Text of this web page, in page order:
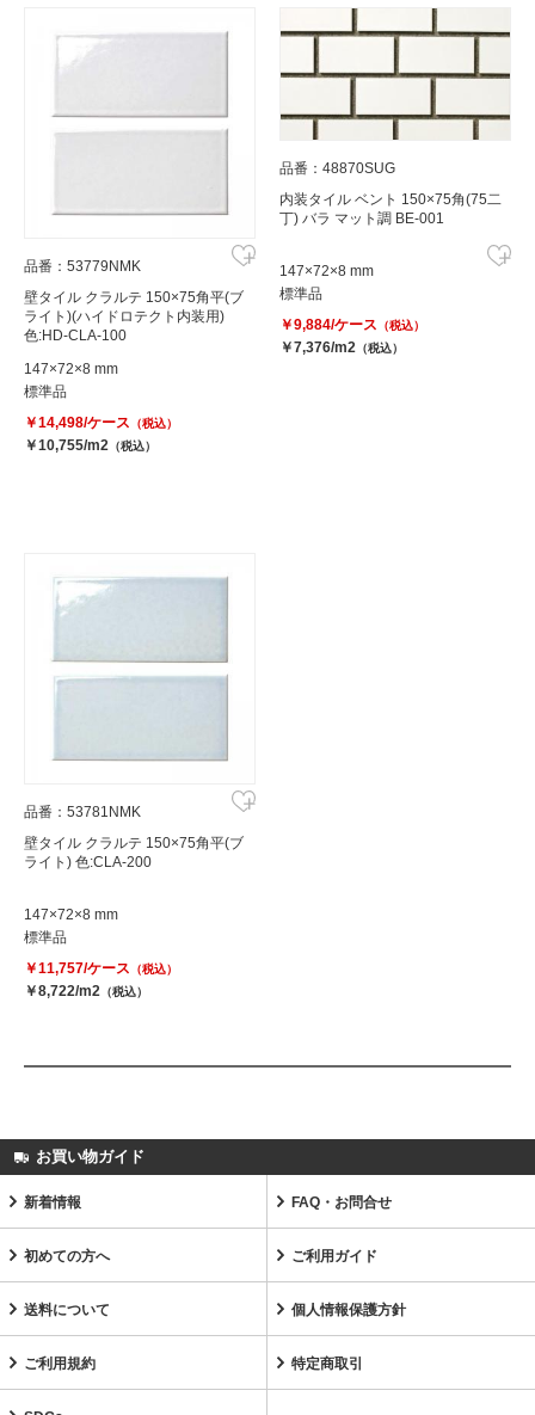
品番：53779NMK
壁タイル クラルテ 150×75角平(ブ
ライト)(ハイドロテクト内装用)
色:HD-CLA-100
147×72×8 mm
標準品
￥14,498/ケース （税込）
￥10,755/m2 （税込）
品番：48870SUG
内装タイル ベント 150×75角(75二
丁) バラ マット調 BE-001
147×72×8 mm
標準品
￥9,884/ケース （税込）
￥7,376/m2 （税込）
品番：53781NMK
壁タイル クラルテ 150×75角平(ブ
ライト) 色:CLA-200
147×72×8 mm
標準品
￥11,757/ケース （税込）
￥8,722/m2 （税込）
お買い物ガイド
新着情報 FAQ・お問合せ
初めての方へ ご利用ガイド
送料について 個人情報保護方針
ご利用規約 特定商取引